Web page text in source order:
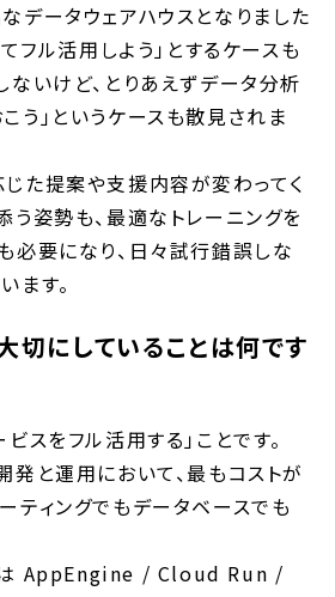
データウェアハウスとなりました
フル活用しよう」とするケースも
ないけど、とりあえずデータ分析
う」というケースも散見されま
た提案や支援内容が変わってく
う姿勢も、最適なトレーニングを
必要になり、日々試行錯誤しな
ます。
切にしていることは何です
スをフル活用する」ことです。
発と運用において、最もコストが
ティングでもデータベースでも
AppEngine / Cloud Run /